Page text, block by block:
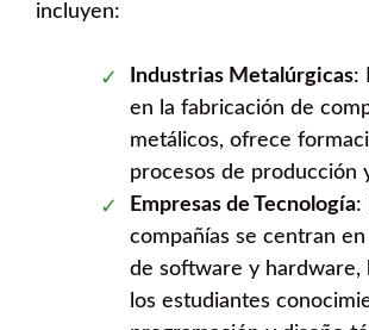
incluyen:
Industrias Metalúrgicas:
en la fabricación de
metálicos, ofrece
procesos de producción
Empresas de Tecnología:
compañías se centran
de software y hardware,
los estudiantes